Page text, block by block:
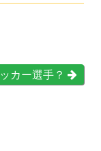
カー選手？